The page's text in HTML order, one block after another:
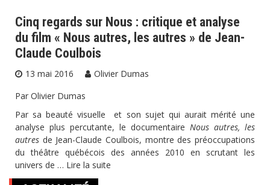
Cinq regards sur Nous : critique et analyse
du film « Nous autres, les autres » de Jean-
Claude Coulbois
13 mai 2016
Olivier Dumas
Par Olivier Dumas
Par sa beauté visuelle et son sujet qui aurait mérité une
analyse plus percutante, le documentaire Nous autres, les
autres de Jean-Claude Coulbois, montre des préoccupations
du théâtre québécois des années 2010 en scrutant les
univers de … Lire la suite